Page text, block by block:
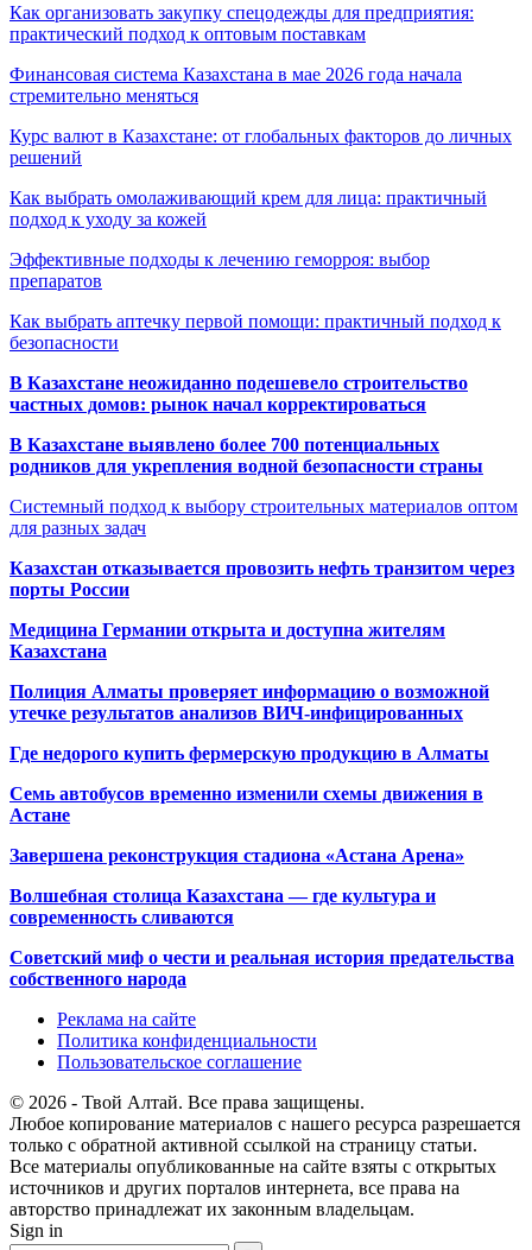
Как организовать закупку спецодежды для предприятия:
практический подход к оптовым поставкам
Финансовая система Казахстана в мае 2026 года начала
стремительно меняться
Курс валют в Казахстане: от глобальных факторов до личных
решений
Как выбрать омолаживающий крем для лица: практичный
подход к уходу за кожей
Эффективные подходы к лечению геморроя: выбор
препаратов
Как выбрать аптечку первой помощи: практичный подход к
безопасности
В Казахстане неожиданно подешевело строительство
частных домов: рынок начал корректироваться
В Казахстане выявлено более 700 потенциальных
родников для укрепления водной безопасности страны
Системный подход к выбору строительных материалов оптом
для разных задач
Казахстан отказывается провозить нефть транзитом через
порты России
Медицина Германии открыта и доступна жителям
Казахстана
Полиция Алматы проверяет информацию о возможной
утечке результатов анализов ВИЧ-инфицированных
Где недорого купить фермерскую продукцию в Алматы
Семь автобусов временно изменили схемы движения в
Астане
Завершена реконструкция стадиона «Астана Арена»
Волшебная столица Казахстана — где культура и
современность сливаются
Советский миф о чести и реальная история предательства
собственного народа
Реклама на сайте
Политика конфиденциальности
Пользовательское соглашение
© 2026 - Твой Алтай. Все права защищены.
Любое копирование материалов с нашего ресурса разрешается
только с обратной активной ссылкой на страницу статьи.
Все материалы опубликованные на сайте взяты с открытых
источников и других порталов интернета, все права на
авторство принадлежат их законным владельцам.
Sign in